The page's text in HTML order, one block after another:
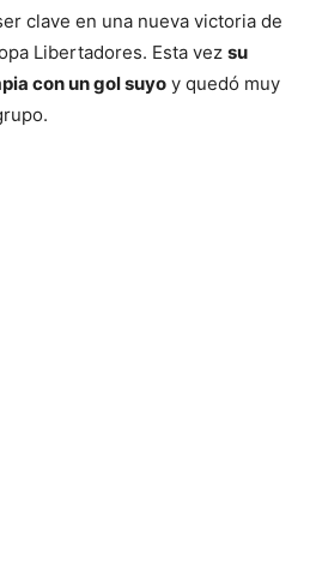
clave en una nueva victoria de
Libertadores. Esta vez su
con un gol suyo y quedó muy